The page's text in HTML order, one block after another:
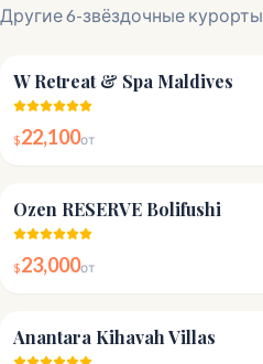
Другие 6-звёздочные курорты
W Retreat & Spa Maldives
$22,100от
Ozen RESERVE Bolifushi
$23,000от
Anantara Kihavah Villas